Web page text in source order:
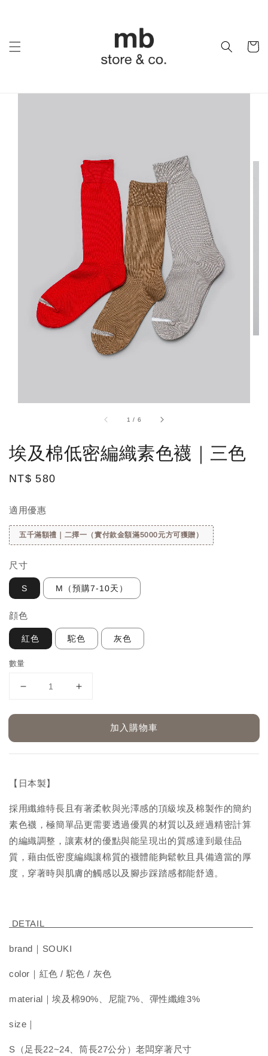
1 / 6
埃及棉低密編織素色襪｜三色
Regular
NT$ 580
適用優惠
五千滿額禮｜二擇一（實付款金額滿5000元方可獲贈）
尺寸
S M（預購7-10天）
顔色
紅色 駝色 灰色
數量
加入購物車
【日本製】
採用纖維特長且有著柔軟與光澤感的頂級埃及棉製作的簡約
素色襪，極簡單品更需要透過優異的材質以及經過精密計算
的編織調整，讓素材的優點與能呈現出的質感達到最佳品
質，藉由低密度編織讓棉質的襪體能夠鬆軟且具備適當的厚
度，穿著時與肌膚的觸感以及腳步踩踏感都能舒適。
DETAIL
brand｜SOUKI
color｜紅色 / 駝色 / 灰色
material｜埃及棉90%、尼龍7%、彈性纖維3%
size｜
S（足長22~24、筒長27公分）老闆穿著尺寸